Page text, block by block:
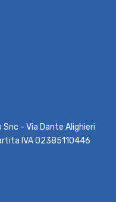
Snc - Via Dante Alighieri
IVA 02385110446